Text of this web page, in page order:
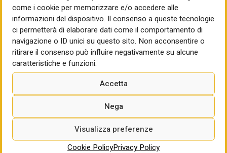
come i cookie per memorizzare e/o accedere alle
informazioni del dispositivo. Il consenso a queste tecnologie
ci permetterà di elaborare dati come il comportamento di
navigazione o ID unici su questo sito. Non acconsentire o
ritirare il consenso può influire negativamente su alcune
caratteristiche e funzioni.
Accetta
Nega
Visualizza preferenze
Cookie PolicyPrivacy Policy
pubbliche sono entrate nel vivo dell’attività. Anzi sono
entrate nella sfida stretta dei tempi realizzativi del PNRR,
sperando che fili tutto liscio. 2026, 2027 e poi? Molto
dipenderà da quello che siamo riusciti a fare: la
modernizzazione del Paese ci sarà? Il salto economico
atteso con il PNRR ci sarà? Anche questi sono temi su cui
riflettere con numeri alla mano. Il primo fattore di
cambiamento dal quale partire è che le imprese, grazie alle
bolle espansive, hanno in gran parte risanato i bilanci. Un
secondo è che la politica economica europea è tornata ad
essere restrittiva e con il nostro debito non è una bella